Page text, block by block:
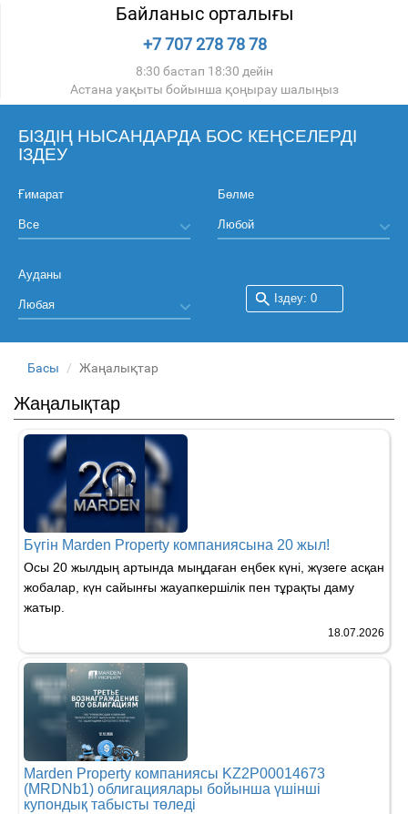
Байланыс орталығы
+7 707 278 78 78
8:30 бастап 18:30 дейін
Астана уақыты бойынша қоңырау шалыңыз
БІЗДІҢ НЫСАНДАРДА БОС КЕҢСЕЛЕРДІ
ІЗДЕУ
Ғимарат Бөлме
Ауданы
Басы Жаңалықтар
Жаңалықтар
Бүгін Marden Property компаниясына 20 жыл!
Осы 20 жылдың артында мыңдаған еңбек күні, жүзеге асқан
жобалар, күн сайынғы жауапкершілік пен тұрақты даму
жатыр.
18.07.2026
Marden Property компаниясы KZ2P00014673
(MRDNb1) облигациялары бойынша үшінші
купондық табысты төледі